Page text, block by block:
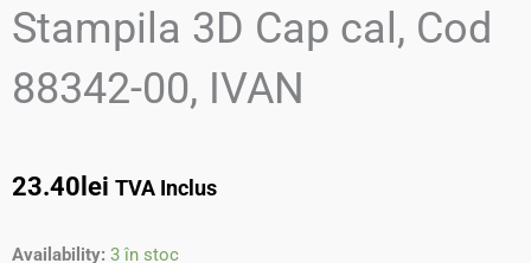
Stampila 3D Cap cal, Cod
88342-00, IVAN
23.40 lei TVA Inclus
Availability: 3 în stoc
Cantitate